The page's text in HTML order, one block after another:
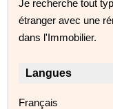
Je recherche tout
étranger avec une
dans l'Immobilier.
Langues
Français